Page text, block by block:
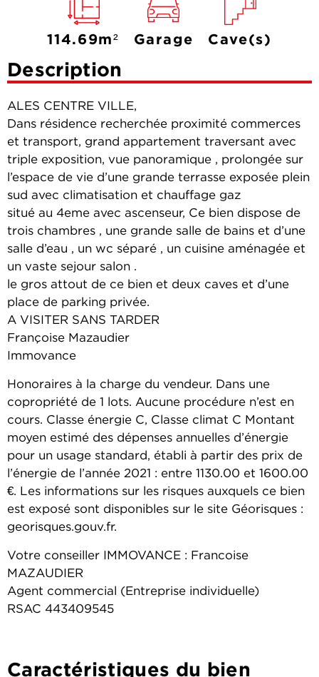
114.69m² Garage Cave(s)
Description
ALES CENTRE VILLE,
Dans résidence recherchée proximité commerces
et transport, grand appartement traversant avec
triple exposition, vue panoramique , prolongée sur
l’espace de vie d’une grande terrasse exposée plein
sud avec climatisation et chauffage gaz
situé au 4eme avec ascenseur, Ce bien dispose de
trois chambres , une grande salle de bains et d’une
salle d’eau , un wc séparé , un cuisine aménagée et
un vaste sejour salon .
le gros attout de ce bien et deux caves et d’une
place de parking privée.
A VISITER SANS TARDER
Françoise Mazaudier
Immovance
Honoraires à la charge du vendeur. Dans une
copropriété de 1 lots. Aucune procédure n’est en
cours. Classe énergie C, Classe climat C Montant
moyen estimé des dépenses annuelles d’énergie
pour un usage standard, établi à partir des prix de
l’énergie de l’année 2021 : entre 1130.00 et 1600.00
€. Les informations sur les risques auxquels ce bien
est exposé sont disponibles sur le site Géorisques :
georisques.gouv.fr.
Votre conseiller IMMOVANCE : Francoise
MAZAUDIER
Agent commercial (Entreprise individuelle)
RSAC 443409545
Caractéristiques du bien